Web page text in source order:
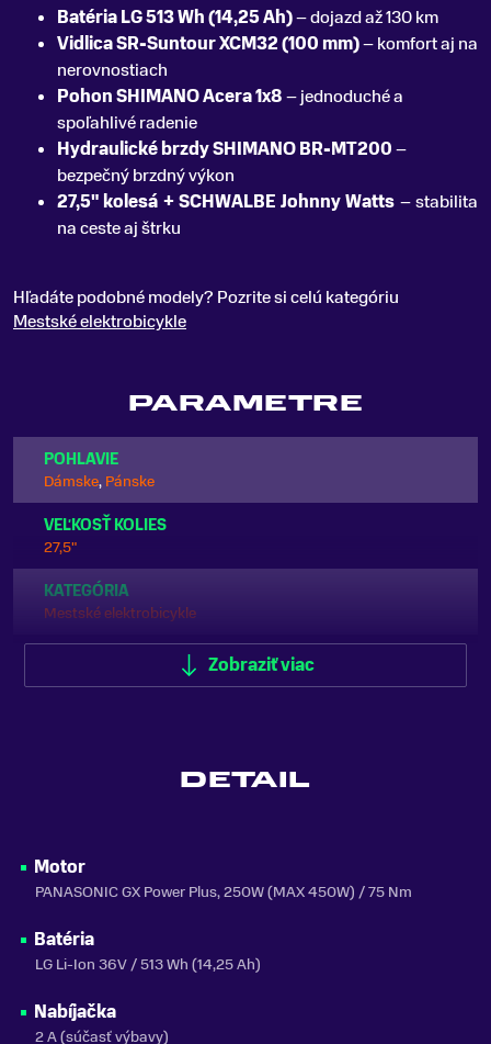
Batéria LG 513 Wh (14,25 Ah)– dojazd až 130 km
Vidlica SR-Suntour XCM32 (100 mm)– komfort aj na
nerovnostiach
Pohon SHIMANO Acera 1x8– jednoduché a
spoľahlivé radenie
Hydraulické brzdy SHIMANO BR-MT200–
bezpečný brzdný výkon
27,5" kolesá + SCHWALBE Johnny Watts – stabilita
na ceste aj štrku
Hľadáte podobné modely? Pozrite si celú kategóriu
Mestské elektrobicykle
PARAMETRE
POHLAVIE
Dámske, Pánske
VEĽKOSŤ KOLIES
27,5"
KATEGÓRIA
Mestské elektrobicykle
Predné odpruženie (Hardtail)
ODNÍMATEĽNÁ BATÉRIA
Áno
130 km
513 Wh
Zobraziť viac
DETAIL
Motor
PANASONIC GX Power Plus, 250W (MAX 450W) / 75 Nm
Batéria
LG Li-Ion 36V / 513 Wh (14,25 Ah)
Nabíjačka
2 A (súčasť výbavy)